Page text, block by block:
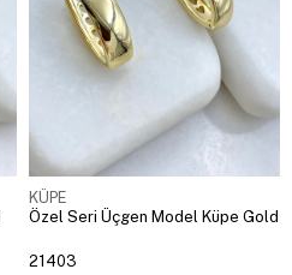
KÜPE
Özel Seri Üçgen Model Küpe Gold
21403